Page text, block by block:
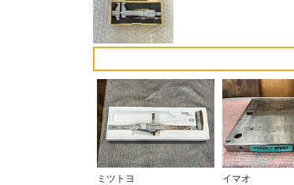
ミツトヨ
イマオ